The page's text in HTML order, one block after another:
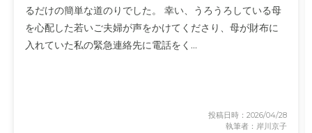
るだけの簡単な道のりでした。 幸い、うろうろしている母
を心配した若いご夫婦が声をかけてくださり、母が財布に
入れていた私の緊急連絡先に電話をく...
投稿日時：2026/04/28
執筆者：岸川京子